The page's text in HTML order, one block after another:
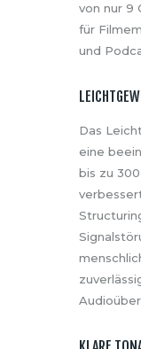
von nur 9
für
und
Das
eine
bis zu